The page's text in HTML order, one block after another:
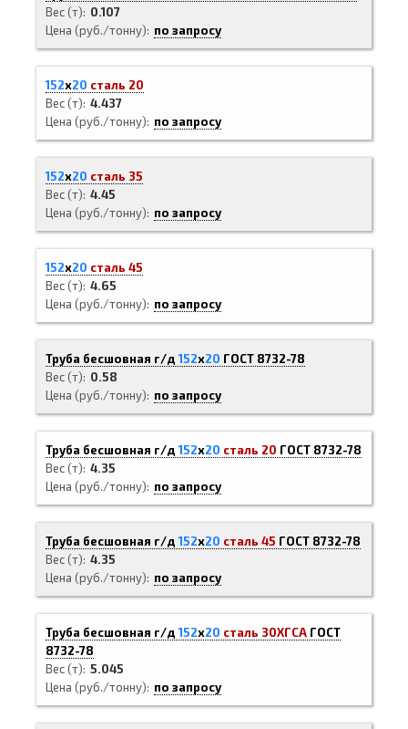
Вес (т)
0.107
Цена (руб./тонну)
по запросу
152х20 сталь 20
Вес (т) 4.437
Цена (руб./тонну)
по запросу
152х20 сталь 35
Вес (т) 4.45
Цена (руб./тонну)
по запросу
152х20 сталь 45
Вес (т) 4.65
Цена (руб./тонну)
по запросу
Труба бесшовная г/д152х20 ГОСТ 8732-78
Вес (т)
0.58
Цена (руб./тонну)
по запросу
Труба бесшовная г/д152х20 сталь 20 ГОСТ 8732-78
Вес (т) 4.35
Цена (руб./тонну)
по запросу
Труба бесшовная г/д152х20 сталь 45 ГОСТ 8732-78
Вес (т) 4.35
Цена (руб./тонну)
по запросу
Труба бесшовная г/д152х20 сталь 30ХГСА ГОСТ
8732-78
Вес (т) 5.045
Цена (руб./тонну)
по запросу